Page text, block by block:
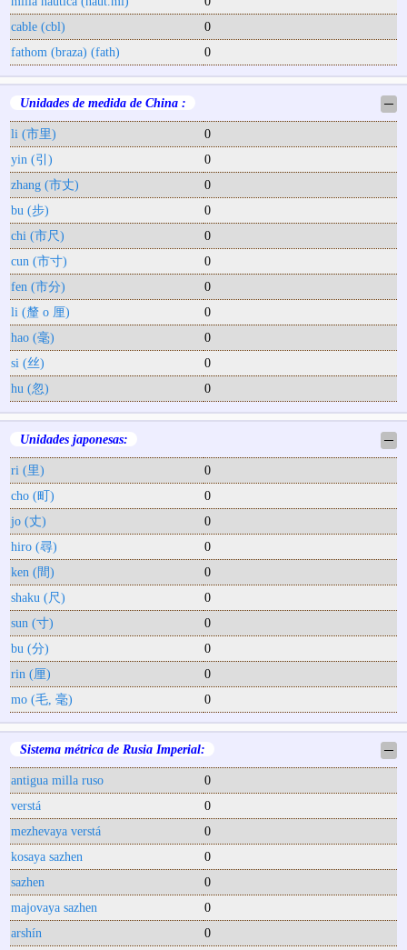
cable (cbl)
0
fathom (braza) (fath)
0
Unidades de medida de China : ─
li (市里)
0
yin (引)
0
zhang (市丈)
0
bu (步)
0
chi (市尺)
0
cun (市寸)
0
fen (市分)
0
li (釐 o 厘)
0
hao (毫)
0
si (丝)
0
hu (忽)
0
Unidades japonesas: ─
ri (里)
0
cho (町)
0
jo (丈)
0
hiro (尋)
0
ken (間)
0
shaku (尺)
0
sun (寸)
0
bu (分)
0
rin (厘)
0
mo (毛, 毫)
0
Sistema métrica de Rusia Imperial: ─
antigua milla ruso
0
verstá
0
mezhevaya verstá
0
kosaya sazhen
0
sazhen
0
majovaya sazhen
0
arshín
0